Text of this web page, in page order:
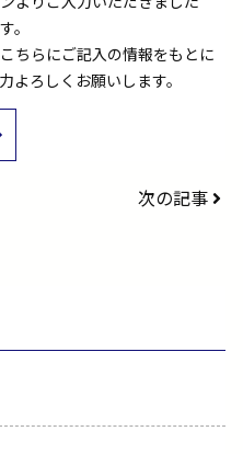
。
ちらにご記入の情報をもとに
よろしくお願いします。
次の記事